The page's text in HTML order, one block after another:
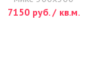
7150 руб. / кв.м.